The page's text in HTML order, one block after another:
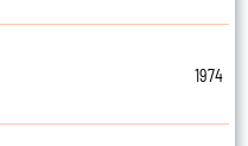
1974